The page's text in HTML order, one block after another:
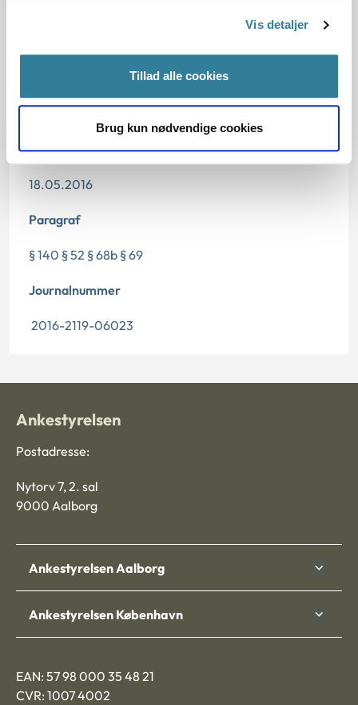
Vis detaljer
Tillad alle cookies
Brug kun nødvendige cookies
Dato for underskrift
Offentliggørelsesdato
18.05.2016
Paragraf
§ 140 § 52 § 68b § 69
Journalnummer
2016-2119-06023
Ankestyrelsen
Postadresse:
Nytorv 7, 2. sal
9000 Aalborg
Ankestyrelsen Aalborg
Ankestyrelsen København
EAN: 57 98 000 35 48 21
CVR: 1007 4002